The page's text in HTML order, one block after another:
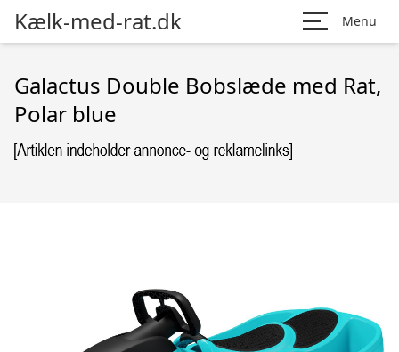
Kælk-med-rat.dk Menu
Galactus Double Bobslæde med Rat,
Polar blue